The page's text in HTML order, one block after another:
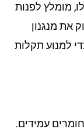
לפנות
תקלות
עמידים.